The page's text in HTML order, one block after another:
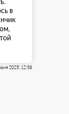
в
2025, 12:58